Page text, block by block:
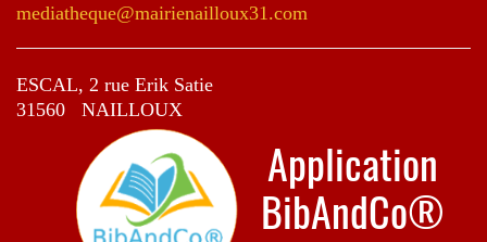
mediatheque@mairienailloux31.com
ESCAL, 2 rue Erik Satie
31560 NAILLOUX
Application
BibAndCo®